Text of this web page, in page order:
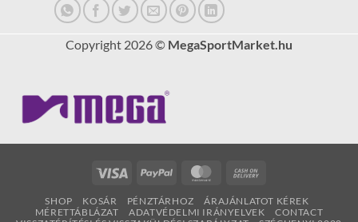
Copyright 2026 © MegaSportMarket.hu
Visa PayPal MasterCard
Delivery
SHOP KOSÁR PÉNZTÁRHOZ
ÁRAJÁNLATOT KÉREK
MÉRETTÁBLÁZAT
ADATVÉDELMI IRÁNYELVEK
CONTACT